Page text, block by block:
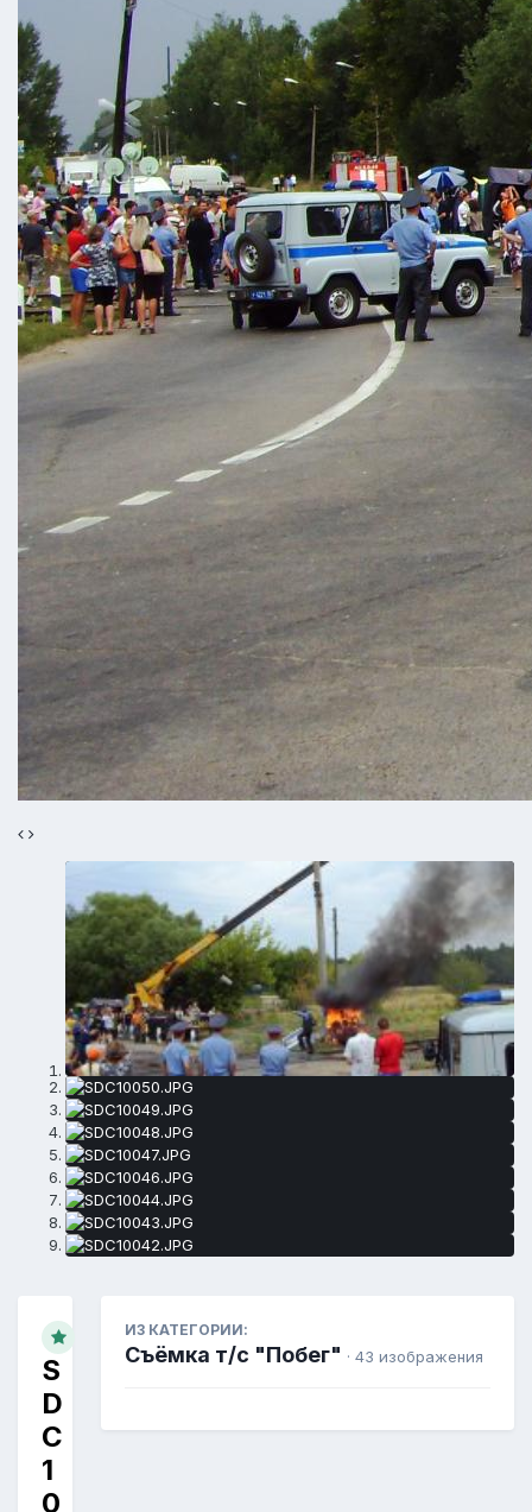
S
D
C
1
0
ИЗ КАТЕГОРИИ:
Съёмка т/с "Побег" · 43 изображения